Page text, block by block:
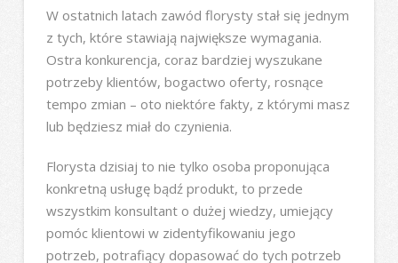
W ostatnich latach zawód florysty stał się jednym
z tych, które stawiają największe wymagania.
Ostra konkurencja, coraz bardziej wyszukane
potrzeby klientów, bogactwo oferty, rosnące
tempo zmian – oto niektóre fakty, z którymi masz
lub będziesz miał do czynienia.
Florysta dzisiaj to nie tylko osoba proponująca
konkretną usługę bądź produkt, to przede
wszystkim konsultant o dużej wiedzy, umiejący
pomóc klientowi w zidentyfikowaniu jego
potrzeb, potrafiący dopasować do tych potrzeb